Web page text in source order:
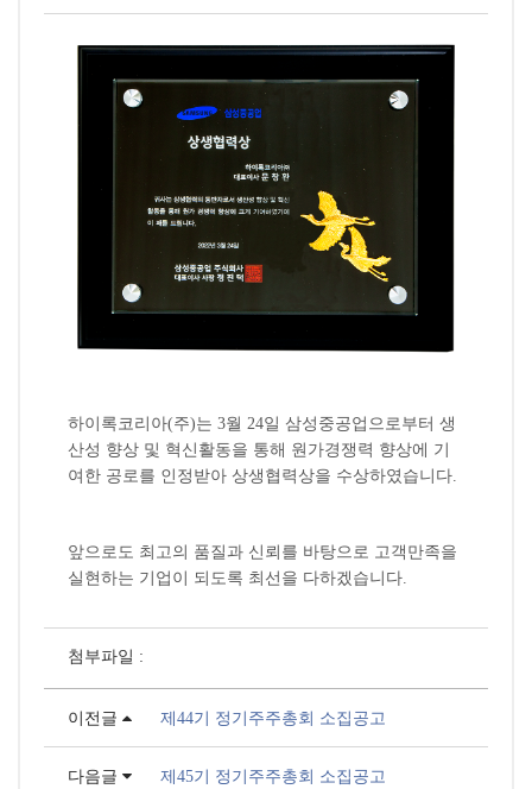
하이록코리아(주)는 3월 24일 삼성중공업으로부터 생
산성 향상 및 혁신활동을 통해 원가경쟁력 향상에 기
여한 공로를 인정받아 상생협력상을 수상하였습니다.
앞으로도 최고의 품질과 신뢰를 바탕으로 고객만족을
실현하는 기업이 되도록 최선을 다하겠습니다.
첨부파일 :
이전글 제44기 정기주주총회 소집공고
다음글 제45기 정기주주총회 소집공고